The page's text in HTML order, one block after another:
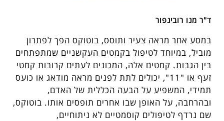
ד"ר מנו רובינפור
במסע אחר מראה צעיר ותוסס, בוטוקס הפך לפתרון
מוביל, במיוחד לטיפול בקמטים העקשניים שמתפתחים
בין הגבות. קמטים אלה, המכונים לעתים קרובות קמטי
זעף או "11", יכולים לתת לפנים מראה מודאג או כועס
תמידי, המשפיע על הבעה הכללית של האדם,
ובהרחבה, על האופן שבו אחרים תופסים אותו. בוטוקס,
שם נרדף לטיפולים קוסמטיים לא ניתוחיים,